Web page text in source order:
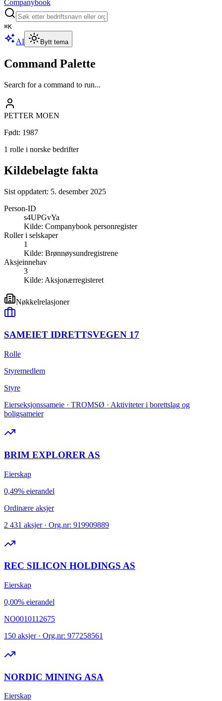
Companybook
⌘K
AI Bytt tema
Command Palette
Search for a command to run...
PETTER MOEN
Født: 1987
1 rolle i norske bedrifter
Kildebelagte fakta
Sist oppdatert: 5. desember 2025
Person-ID
s4UPGvYa
Kilde: Companybook personregister
Roller i selskaper
1
Kilde: Brønnøysundregistrene
Aksjeinnehav
3
Kilde: Aksjonærregisteret
Nøkkelrelasjoner
SAMEIET IDRETTSVEGEN 17
Rolle
Styremedlem
Styre
Eierseksjonssameie · TROMSØ · Aktiviteter i borettslag og
boligsameier
BRIM EXPLORER AS
Eierskap
0,49% eierandel
Ordinære aksjer
2 431 aksjer · Org.nr: 919909889
REC SILICON HOLDINGS AS
Eierskap
0,00% eierandel
NO0010112675
150 aksjer · Org.nr: 977258561
NORDIC MINING ASA
Eierskap